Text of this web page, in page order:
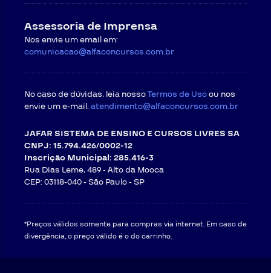
Assessoria de Imprensa
Nos envie um email em:
comunicacao@alfaconcursos.com.br
No caso de dúvidas, leia nossoTermos de Usoou nos
envie um e-mail.atendimento@alfaconcursos.com.br
JAFAR SISTEMA DE ENSINO E CURSOS LIVRES SA
CNPJ: 15.794.426/0002-12
Inscrição Municipal: 285.416-3
Rua Dias Leme, 489 - Alto da Mooca
CEP: 03118-040 -São Paulo - SP
*Preços válidos somente para compras via internet. Em caso de
divergência, o preço válido é o do carrinho.